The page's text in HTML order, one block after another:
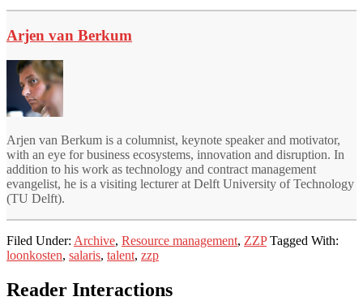
Arjen van Berkum
Arjen van Berkum is a columnist, keynote speaker and motivator,
with an eye for business ecosystems, innovation and disruption. In
addition to his work as technology and contract management
evangelist, he is a visiting lecturer at Delft University of Technology
(TU Delft).
Filed Under: Archive, Resource management, ZZP Tagged With:
loonkosten, salaris, talent, zzp
Reader Interactions